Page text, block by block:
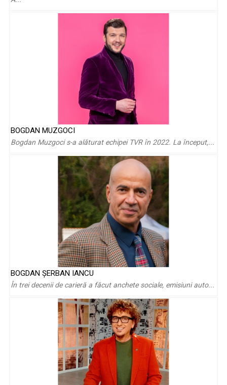
Iuliana Tudor, „fata noastră”. Crede, iubeşte, trăieşte,
dăruieşte
Roxana Zamfirescu: „Ar trebui să împărțim
contemporaneitatea în «înainte și ...
BOGDAN MUZGOCI
Bogdan Muzgoci s-a alăturat echipei TVR în 2022. La început,...
BOGDAN ŞERBAN IANCU
În trei decenii de carieră a făcut anchete sociale, emisiuni auto...